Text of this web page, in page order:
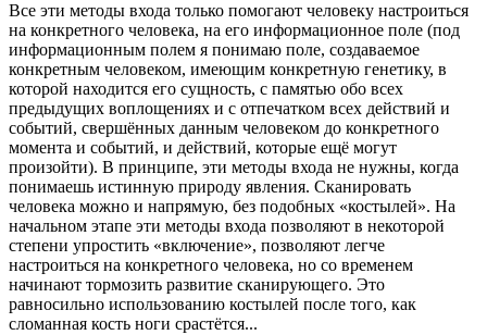
Все эти методы входа только помогают человеку настроиться
на конкретного человека, на его информационное поле (под
информационным полем я понимаю поле, создаваемое
конкретным человеком, имеющим конкретную генетику, в
которой находится его сущность, с памятью обо всех
предыдущих воплощениях и с отпечатком всех действий и
событий, свершённых данным человеком до конкретного
момента и событий, и действий, которые ещё могут
произойти). В принципе, эти методы входа не нужны, когда
понимаешь истинную природу явления. Cканировать
человека можно и напрямую, без подобных «костылей». На
начальном этапе эти методы входа позволяют в некоторой
степени упростить «включение», позволяют легче
настроиться на конкретного человека, но со временем
начинают тормозить развитие сканирующего. Это
равносильно использованию костылей после того, как
сломанная кость ноги срастётся...